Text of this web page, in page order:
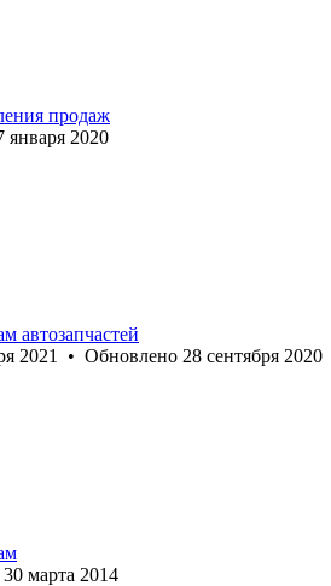
продаж
января 2020
автозапчастей
2021 • Обновлено 28 сентября 2020
30 марта 2014